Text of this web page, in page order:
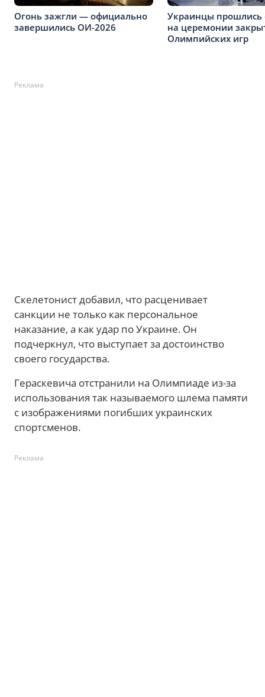
Огонь зажгли — официально
завершились ОИ-2026
Украинцы прошлись
на церемонии
Олимпийских игр
Реклама
Скелетонист добавил, что расценивает
санкции не только как персональное
наказание, а как удар по Украине. Он
подчеркнул, что выступает за достоинство
своего государства.
Гераскевича отстранили на Олимпиаде из-за
использования так называемого шлема памяти
с изображениями погибших украинских
спортсменов.
Реклама